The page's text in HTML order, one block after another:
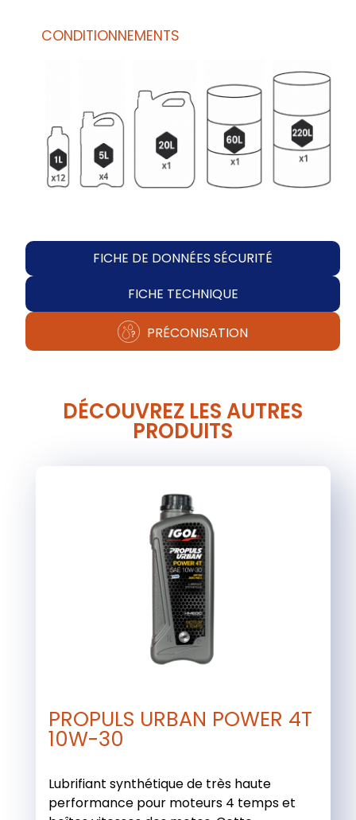
CONDITIONNEMENTS
FICHE DE DONNÉES SÉCURITÉ
FICHE TECHNIQUE
PRÉCONISATION
DÉCOUVREZ LES AUTRES
PRODUITS
PROPULS URBAN POWER 4T
10W-30
Lubrifiant synthétique de très haute
performance pour moteurs 4 temps et